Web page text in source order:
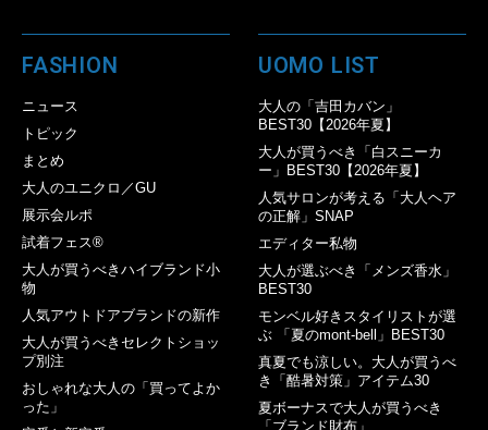
FASHION
ニュース
トピック
まとめ
大人のユニクロ／GU
展示会ルポ
試着フェス®︎
大人が買うべきハイブランド小
物
人気アウトドアブランドの新作
大人が買うべきセレクトショッ
プ別注
おしゃれな大人の「買ってよか
った」
UOMO LIST
大人の「吉田カバン」
BEST30【2026年夏】
大人が買うべき「白スニーカ
ー」BEST30【2026年夏】
人気サロンが考える「大人ヘア
の正解」SNAP
エディター私物
大人が選ぶべき「メンズ香水」
BEST30
モンベル好きスタイリストが選
ぶ 「夏のmont-bell」BEST30
真夏でも涼しい。大人が買うべ
き「酷暑対策」アイテム30
夏ボーナスで大人が買うべき
「ブランド財布」